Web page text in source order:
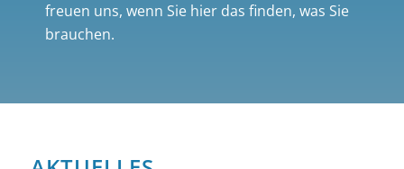
freuen uns, wenn Sie hier das finden, was Sie
brauchen.